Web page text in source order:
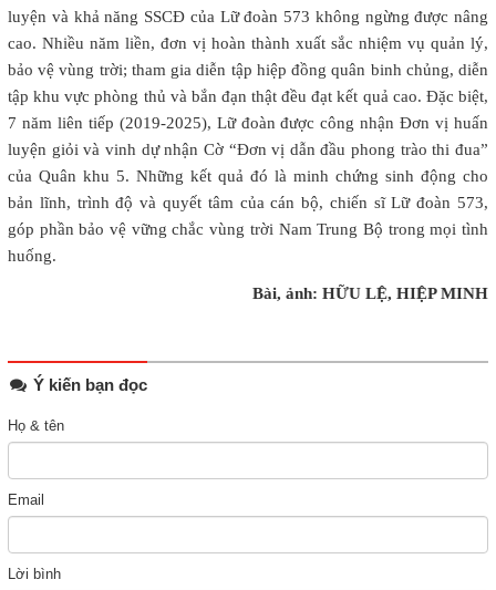
luyện và khả năng SSCĐ của Lữ đoàn 573 không ngừng được nâng
cao. Nhiều năm liền, đơn vị hoàn thành xuất sắc nhiệm vụ quản lý,
bảo vệ vùng trời; tham gia diễn tập hiệp đồng quân binh chủng, diễn
tập khu vực phòng thủ và bắn đạn thật đều đạt kết quả cao. Đặc biệt,
7 năm liên tiếp (2019-2025), Lữ đoàn được công nhận Đơn vị huấn
luyện giỏi và vinh dự nhận Cờ “Đơn vị dẫn đầu phong trào thi đua”
của Quân khu 5. Những kết quả đó là minh chứng sinh động cho
bản lĩnh, trình độ và quyết tâm của cán bộ, chiến sĩ Lữ đoàn 573,
góp phần bảo vệ vững chắc vùng trời Nam Trung Bộ trong mọi tình
huống.
Bài, ảnh: HỮU LỆ, HIỆP MINH
Ý kiến bạn đọc
Họ & tên
Email
Lời bình